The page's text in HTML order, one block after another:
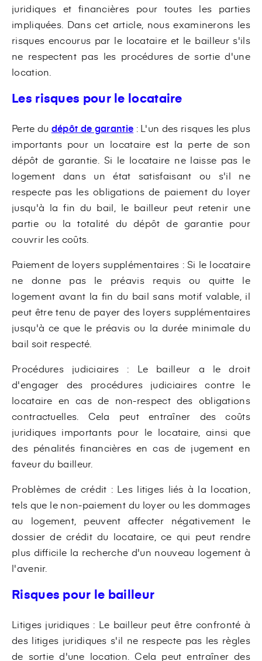
juridiques et financières pour toutes les parties
impliquées. Dans cet article, nous examinerons les
risques encourus par le locataire et le bailleur s'ils
ne respectent pas les procédures de sortie d'une
location.
Les risques pour le locataire
Perte du dépôt de garantie : L'un des risques les plus
importants pour un locataire est la perte de son
dépôt de garantie. Si le locataire ne laisse pas le
logement dans un état satisfaisant ou s'il ne
respecte pas les obligations de paiement du loyer
jusqu'à la fin du bail, le bailleur peut retenir une
partie ou la totalité du dépôt de garantie pour
couvrir les coûts.
Paiement de loyers supplémentaires : Si le locataire
ne donne pas le préavis requis ou quitte le
logement avant la fin du bail sans motif valable, il
peut être tenu de payer des loyers supplémentaires
jusqu'à ce que le préavis ou la durée minimale du
bail soit respecté.
Procédures judiciaires : Le bailleur a le droit
d'engager des procédures judiciaires contre le
locataire en cas de non-respect des obligations
contractuelles. Cela peut entraîner des coûts
juridiques importants pour le locataire, ainsi que
des pénalités financières en cas de jugement en
faveur du bailleur.
Problèmes de crédit : Les litiges liés à la location,
tels que le non-paiement du loyer ou les dommages
au logement, peuvent affecter négativement le
dossier de crédit du locataire, ce qui peut rendre
plus difficile la recherche d'un nouveau logement à
l'avenir.
Risques pour le bailleur
Litiges juridiques : Le bailleur peut être confronté à
des litiges juridiques s'il ne respecte pas les règles
de sortie d'une location. Cela peut entraîner des